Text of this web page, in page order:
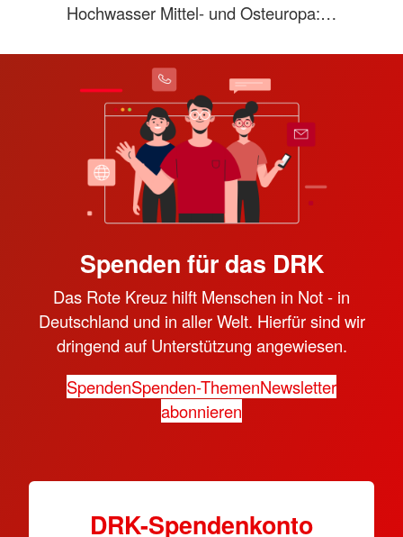
Hochwasser Mittel- und Osteuropa:…
Spenden für das DRK
Das Rote Kreuz hilft Menschen in Not - in
Deutschland und in aller Welt. Hierfür sind wir
dringend auf Unterstützung angewiesen.
SpendenSpenden-ThemenNewsletter
abonnieren
DRK-Spendenkonto